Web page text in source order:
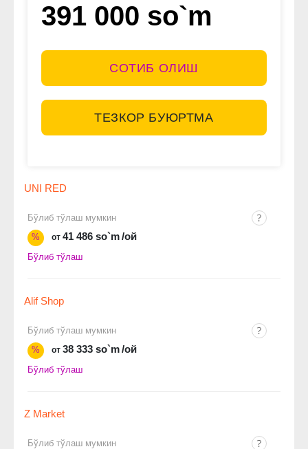
391 000 so`m
СОТИБ ОЛИШ
ТЕЗКОР БУЮРТМА
UNI RED
Бўлиб тўлаш мумкин
%
от 41 486 so`m/ой
Бўлиб тўлаш
Alif Shop
Бўлиб тўлаш мумкин
%
от 38 333 so`m/ой
Бўлиб тўлаш
Z Market
Бўлиб тўлаш мумкин